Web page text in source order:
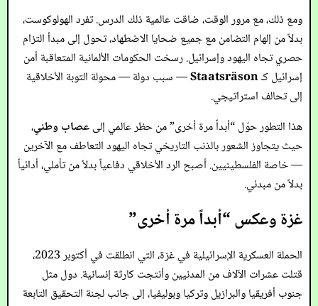
ومع ذلك، مع مرور الوقت، ضاقت عالمية ذلك الدرس. تفرد الهولوكوست،
بدلاً من إلهام التضامن مع جميع ضحايا الاضطهاد، تحول إلى مبدأ التزام
حصري تجاه اليهود وإسرائيل. رسخت الحكومات الألمانية المتعاقبة أمن
إسرائيل كـStaatsräson— سبب دولة — محولة التوبة الأخلاقية
إلى تحالف استراتيجي.
هذا التطور حوّل “أبداً مرة أخرى” من حظر عالمي إلىعصاب وطني،
حيث يتجاوز الشعور بالذنب التاريخي تجاه اليهود التعاطف مع الآخرين
— خاصة الفلسطينيين. أصبح الرد الأخلاقي دفاعياً بدلاً من تأملي، أدائياً
بدلاً من مبدئي.
غزة وعكس “أبداً مرة أخرى”
الحملة العسكرية الإسرائيلية في غزة، التي انطلقت في أكتوبر 2023،
قتلت عشرات الآلاف من المدنيين وأنتجت كارثة إنسانية. دول مثل
جنوب أفريقيا والبرازيل وتركيا وبوليفيا، إلى جانب لجنة التحقيق التابعة